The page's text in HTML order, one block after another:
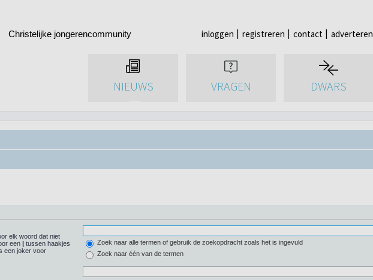
Christelijke jongerencommunity inloggen registreren contact adverteren
NIEUWS VRAGEN DWARS
elk woord dat niet
een | tussen haakjes
een joker voor
Zoek naar alle termen of gebruik de zoekopdracht zoals het is ingevuld
Zoek naar één van de termen